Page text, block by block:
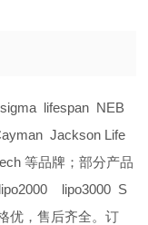
lifespan NEB
Jackson Life
等品牌；部分产品
lipo3000 S
优，售后齐全。订